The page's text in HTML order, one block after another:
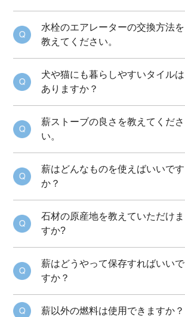
水栓のエアレーターの交換方法を
教えてください。
犬や猫にも暮らしやすいタイルは
ありますか？
薪ストーブの良さを教えてくださ
い。
薪はどんなものを使えばいいです
か？
石材の原産地を教えていただけま
すか?
薪はどうやって保存すればいいで
すか？
薪以外の燃料は使用できますか？